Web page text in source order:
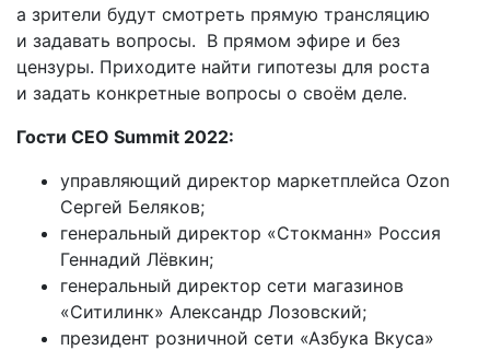
а зрители будут смотреть прямую трансляцию
и задавать вопросы. В прямом эфире и без
цензуры. Приходите найти гипотезы для роста
и задать конкретные вопросы о своём деле.
Гости CEO Summit 2022:
управляющий директор маркетплейса Ozon
Сергей Беляков;
генеральный директор «Стокманн» Россия
Геннадий Лёвкин;
генеральный директор сети магазинов
«Ситилинк» Александр Лозовский;
президент розничной сети «Азбука Вкуса»